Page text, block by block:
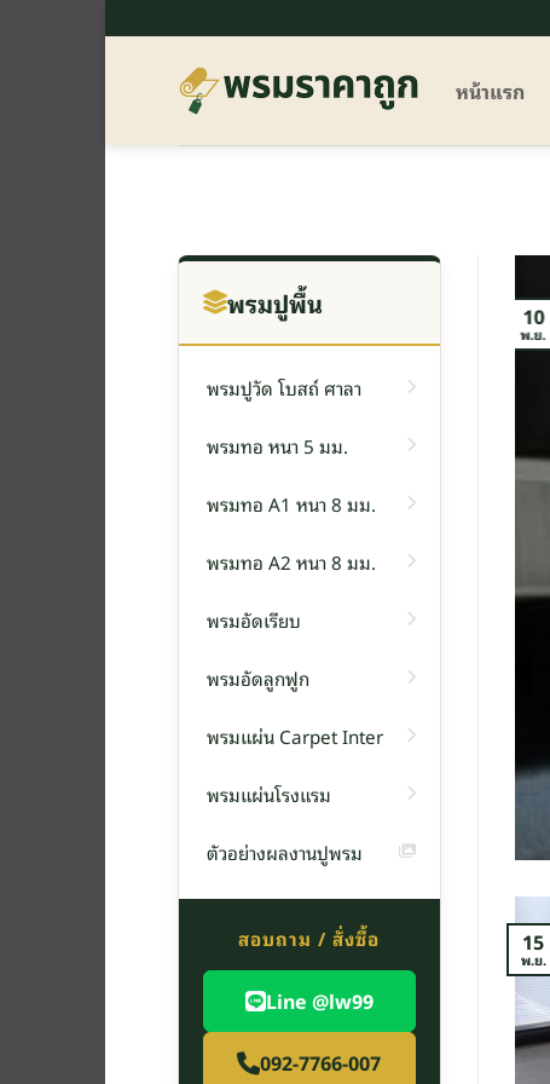
ไป
หน้าแรก
พรมปูพื้น
พรมปูวัด โบสถ์ ศาลา
พรมทอ หนา 5 มม.
พรมทอ A1 หนา 8 มม.
พรมทอ A2 หนา 8 มม.
พรมอัดเรียบ
พรมอัดลูกฟูก
พรมแผ่น Carpet Inter
พรมแผ่นโรงแรม
ตัวอย่างผลงานปูพรม
สอบถาม / สั่งซื้อ
Line @lw99
092-7766-007
10
พ.ย.
หนา 6 มิลลิเมตร
15
พ.ย.